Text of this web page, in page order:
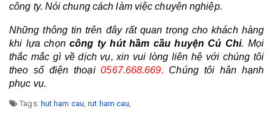
công ty. Nói chung cách làm việc chuyên nghiệp.
Những thông tin trên đây rất quan trọng cho khách hàng
khi lựa chọn công ty hút hầm cầu huyện Củ Chi. Mọi
thắc mắc gì về dịch vụ, xin vui lòng liên hệ với chúng tôi
theo số điện thoại 0567.668.669. Chúng tôi hân hạnh
phục vụ.
Tags: hut ham cau ,rut ham cau